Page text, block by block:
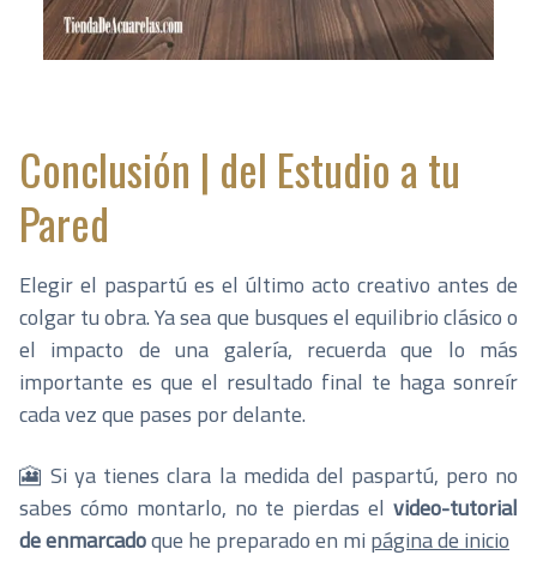
Conclusión | del Estudio a tu
Pared
Elegir el paspartú es el último acto creativo antes de
colgar tu obra. Ya sea que busques el equilibrio clásico o
el impacto de una galería, recuerda que lo más
importante es que el resultado final te haga sonreír
cada vez que pases por delante.
🎦 Si ya tienes clara la medida del paspartú, pero no
sabes cómo montarlo, no te pierdas el video-tutorial
de enmarcadoque he preparado en mipágina de inicio